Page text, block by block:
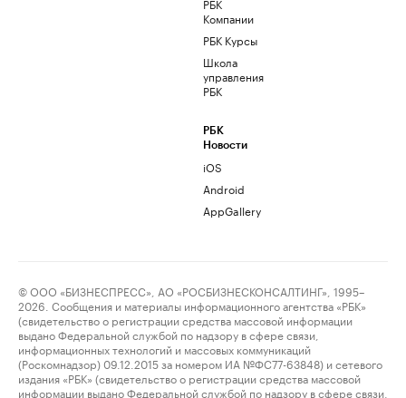
Компании
РБК Курсы
Школа
управления
РБК
РБК
Новости
iOS
Android
AppGallery
© ООО «БИЗНЕСПРЕСС», АО «РОСБИЗНЕСКОНСАЛТИНГ», 1995–
2026. Сообщения и материалы информационного агентства «РБК»
(свидетельство о регистрации средства массовой информации
выдано Федеральной службой по надзору в сфере связи,
информационных технологий и массовых коммуникаций
(Роскомнадзор) 09.12.2015 за номером ИА №ФС77-63848) и сетевого
издания «РБК» (свидетельство о регистрации средства массовой
информации выдано Федеральной службой по надзору в сфере связи,